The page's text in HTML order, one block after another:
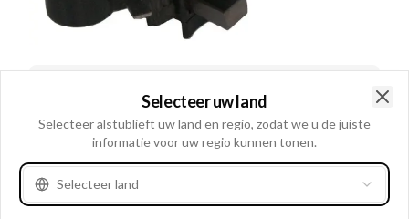
Gebruiksnummer234276
Selecteer uw land
Selecteer alstublieft uw land en regio, zodat we u de juiste
informatie voor uw regio kunnen tonen.
Selecteer land